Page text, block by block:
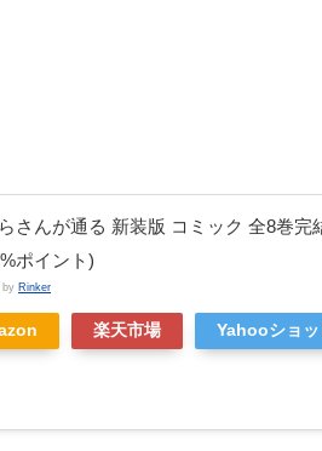
さんが通る 新装版 コミック 全8巻完
ポイント)
by Rinker
楽天市場 Yahooショ